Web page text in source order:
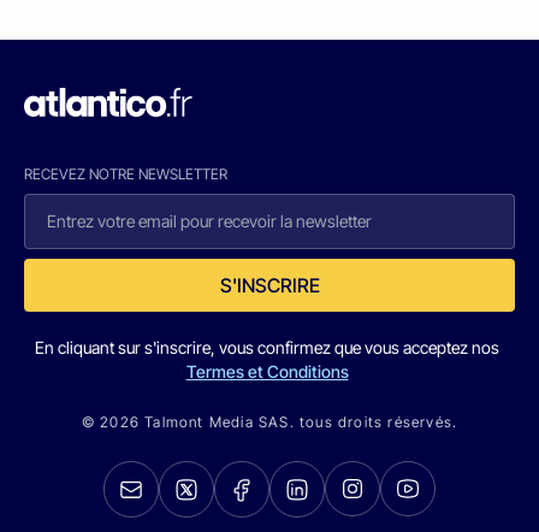
RECEVEZ NOTRE NEWSLETTER
S'INSCRIRE
En cliquant sur s'inscrire, vous confirmez que vous acceptez nos
Termes et Conditions
© 2026 Talmont Media SAS. tous droits réservés.